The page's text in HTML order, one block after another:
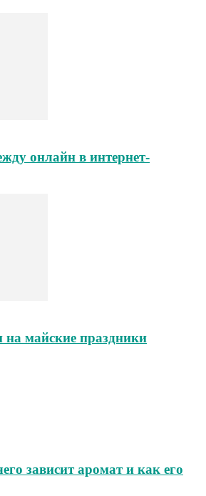
онлайн в интернет-
майские праздники
зависит аромат и как его